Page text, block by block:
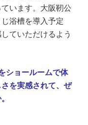
います。大阪靭公
浴槽を導入予定
ていただけるよう
ショールームで体
を実感されて、ぜ